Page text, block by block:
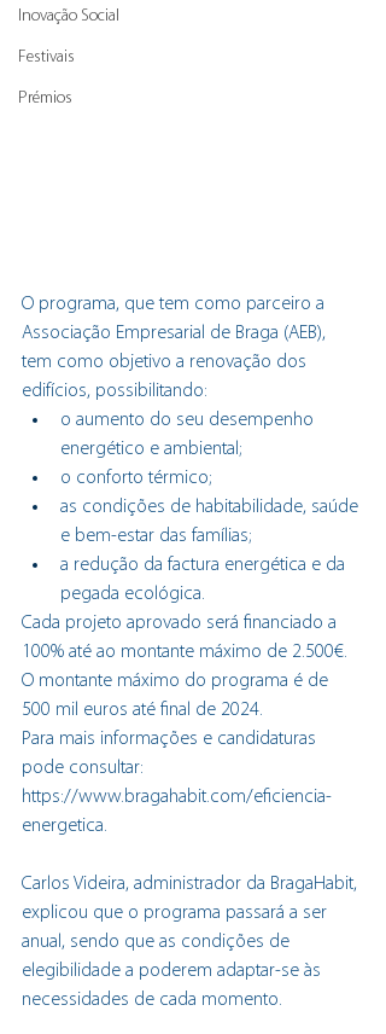
Inovação Social
Festivais
Prémios
O programa, que tem como parceiro a
Associação Empresarial de Braga (AEB),
tem como objetivo a renovação dos
edifícios, possibilitando:
o aumento do seu desempenho
energético e ambiental;
o conforto térmico;
as condições de habitabilidade, saúde
e bem-estar das famílias;
a redução da factura energética e da
pegada ecológica.
Cada projeto aprovado será financiado a
100% até ao montante máximo de 2.500€.
O montante máximo do programa é de
500 mil euros até final de 2024.
Para mais informações e candidaturas
pode consultar:
https://www.bragahabit.com/eficiencia-
energetica.
Carlos Videira, administrador da BragaHabit,
explicou que o programa passará a ser
anual, sendo que as condições de
elegibilidade a poderem adaptar-se às
necessidades de cada momento.